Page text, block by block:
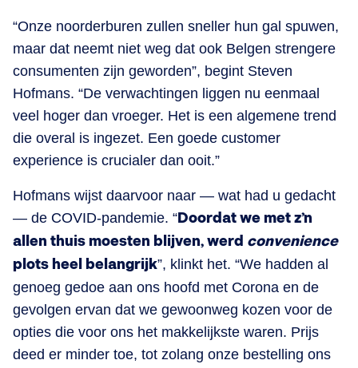
“Onze noorderburen zullen sneller hun gal spuwen,
maar dat neemt niet weg dat ook Belgen strengere
consumenten zijn geworden”, begint Steven
Hofmans. “De verwachtingen liggen nu eenmaal
veel hoger dan vroeger. Het is een algemene trend
die overal is ingezet. Een goede customer
experience is crucialer dan ooit.”
Hofmans wijst daarvoor naar — wat had u gedacht
— de COVID-pandemie. “ Doordat we met z’n
allen thuis moesten blijven, werd convenience
plots heel belangrijk”, klinkt het. “We hadden al
genoeg gedoe aan ons hoofd met Corona en de
gevolgen ervan dat we gewoonweg kozen voor de
opties die voor ons het makkelijkste waren. Prijs
deed er minder toe, tot zolang onze bestelling ons